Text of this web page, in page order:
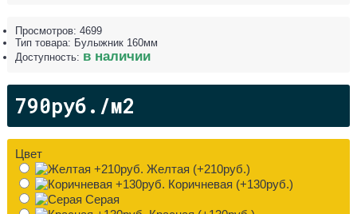
Просмотров: 4699
Тип товара: Булыжник 160мм
Доступность: в наличии
790руб./м2
Цвет
Желтая (+210руб.)
Коричневая (+130руб.)
Серая